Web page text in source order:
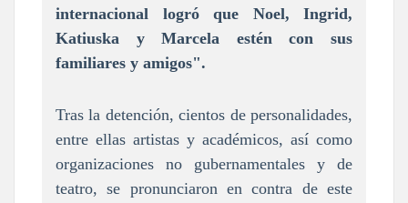
internacional logró que Noel, Ingrid,
Katiuska y Marcela estén con sus
familiares y amigos".
Tras la detención, cientos de personalidades,
entre ellas artistas y académicos, así como
organizaciones no gubernamentales y de
teatro, se pronunciaron en contra de este